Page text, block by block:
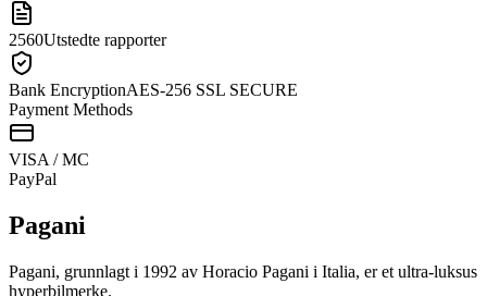
2560Utstedte rapporter
Bank EncryptionAES-256 SSL SECURE
Payment Methods
VISA / MC
PayPal
Pagani
Pagani, grunnlagt i 1992 av Horacio Pagani i Italia, er et ultra-luksus
hyperbilmerke.